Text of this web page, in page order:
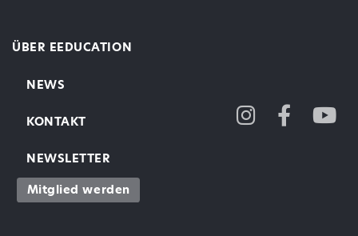
ÜBER EEDUCATION
NEWS
KONTAKT
NEWSLETTER
Mitglied werden